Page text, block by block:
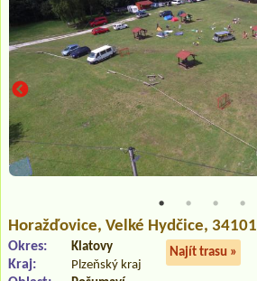
Horažďovice, Velké Hydčice, 34101
Najít trasu »
Okres: Klatovy
Kraj: Plzeňský kraj